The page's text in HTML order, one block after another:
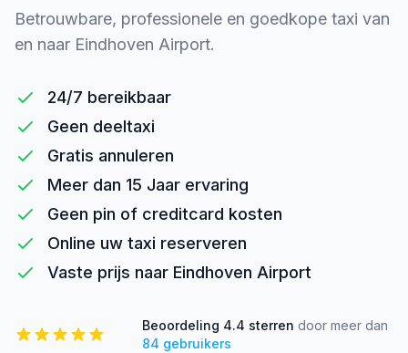
Betrouwbare, professionele en goedkope taxi van
en naar Eindhoven Airport.
24/7 bereikbaar
Geen deeltaxi
Gratis annuleren
Meer dan 15 Jaar ervaring
Geen pin of creditcard kosten
Online uw taxi reserveren
Vaste prijs naar Eindhoven Airport
Beoordeling 4.4 sterren door meer dan
84 gebruikers